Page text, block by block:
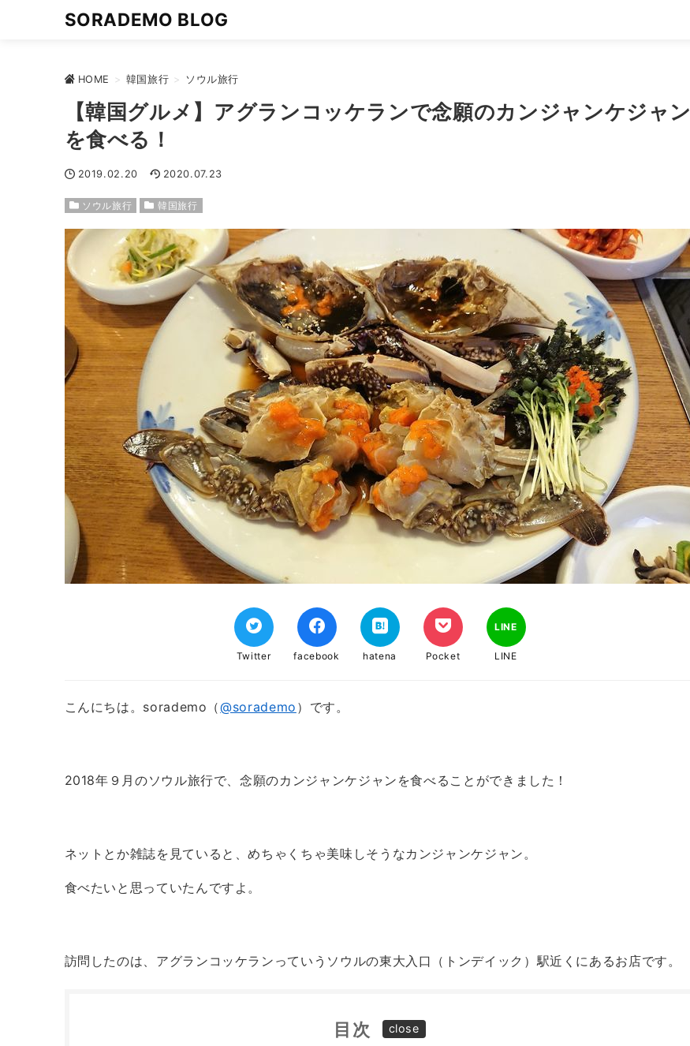
SORADEMO BLOG
HOME > 韓国旅行 > ソウル旅行
【韓国グルメ】アグランコッケランで念願のカンジャンケジャン
を食べる！
2019.02.20 2020.07.23
ソウル旅行 韓国旅行
Twitter facebook hatena Pocket
LINE
LINE
こんにちは。sorademo（@sorademo ）です。
2018年９月のソウル旅行で、念願のカンジャンケジャンを食べることができました！
ネットとか雑誌を見ていると、めちゃくちゃ美味しそうなカンジャンケジャン。
食べたいと思っていたんですよ。
訪問したのは、アグランコッケランっていうソウルの東大入口（トンデイック）駅近くにあるお店です。
目次